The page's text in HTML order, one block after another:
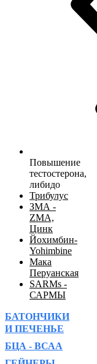
Повышение
тестостерона,
либидо
Трибулус
ЗМА -
ZMA,
Цинк
Йохимбин-
Yohimbine
Мака
Перуанская
SARMs -
САРМЫ
БАТОНЧИКИ
И ПЕЧЕНЬЕ
БЦА - ВСАА